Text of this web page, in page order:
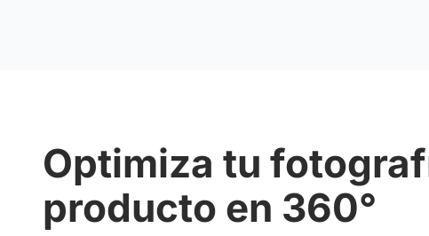
Optimiza tu
producto en 360°